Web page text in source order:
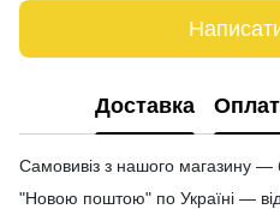
Доставка
Самовивіз з нашого магазину —
"Новою поштою" по Україні — від